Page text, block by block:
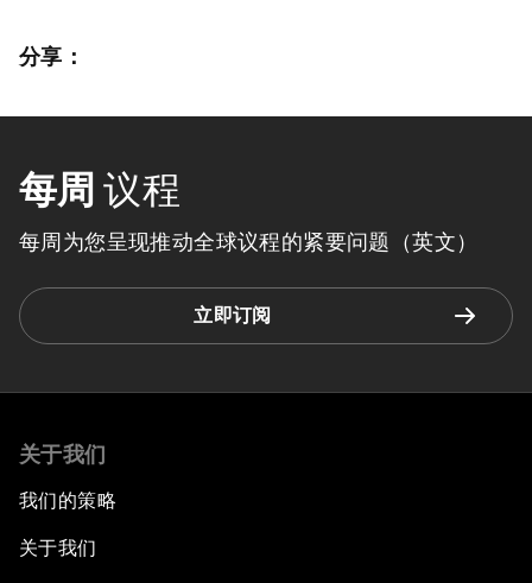
分享：
每周 议程
每周为您呈现推动全球议程的紧要问题（英文）
立即订阅
关于我们
我们的策略
关于我们